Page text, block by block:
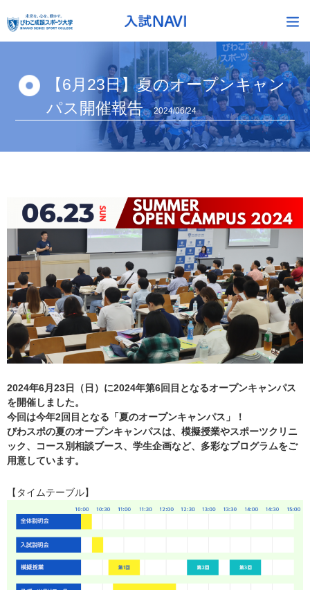
【6月23日】夏のオープンキャン
パス開催報告
2024/06/24
2024年6月23日（日）に2024年第6回目となるオープンキャンパス
を開催しました。
今回は今年2回目となる「夏のオープンキャンパス」！
びわスポの夏のオープンキャンパスは、模擬授業やスポーツクリニ
ック、コース別相談ブース、学生企画など、多彩なプログラムをご
用意しています。
【タイムテーブル】